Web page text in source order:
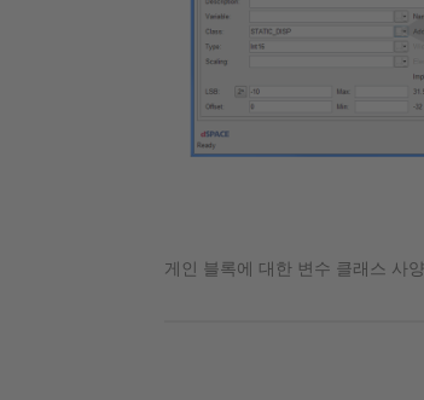
게인 블록에 대한 변수 클래스 사